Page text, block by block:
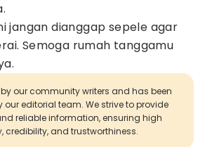
jangan dianggap sepele agar
Semoga rumah tanggamu
our community writers and has been
our editorial team. We strive to provide
reliable information, ensuring high
and trustworthiness.